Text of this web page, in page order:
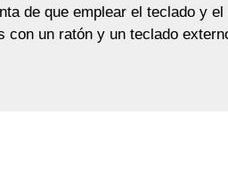
de que emplear el teclado y
un ratón y un teclado